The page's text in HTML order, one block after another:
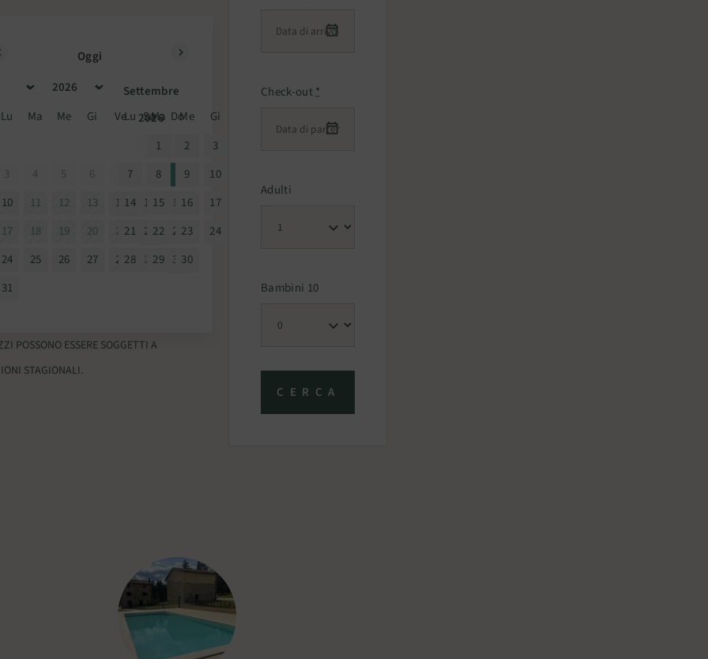
Oggi
Lu Ma Me Gi Ve Sa
Do
3
4 5 6
10
11 12 13 14 15
16
17
18 19 20 21 22
23
24
25 26 27 28 29
30
31
Settembre
2026
Lu Ma Me Gi
1
2 3
7
8 9 10
14
15 16 17
21
22 23 24
28
29 30
POSSONO ESSERE SOGGETTI A
STAGIONALI.
Check-out*
Adulti
Bambini 10